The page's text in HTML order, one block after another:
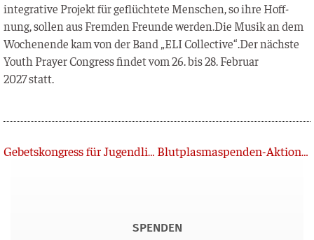
inte­gra­ti­ve Pro­jekt für geflüch­te­te Men­schen, so ihre Hoff­
nung, sol­len aus Frem­den Freun­de werden.Die Musik an dem
Wochen­en­de kam von der Band „ELI Collective“.Der nächs­te
Youth Pray­er Con­gress fin­det vom 26. bis 28. Febru­ar
2027 statt.
Zurück Gebetskongress für Jugendliche im Nordschwarzwald Blutplasmaspenden-Aktion für Mission und Bildung
SPENDEN